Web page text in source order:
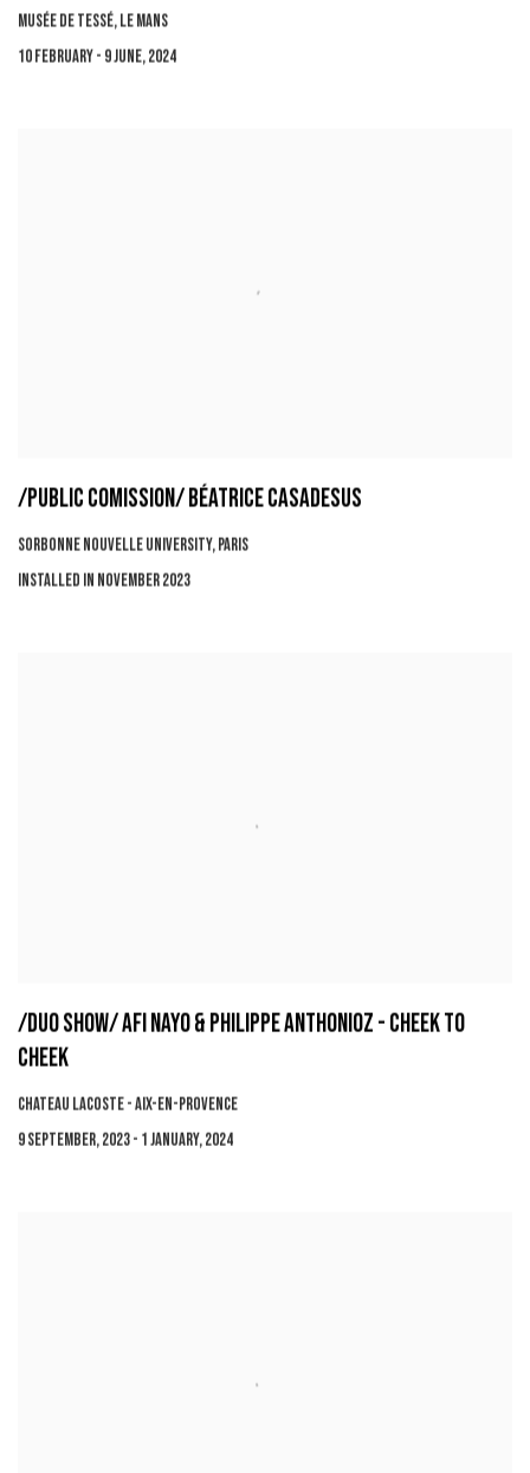
MUSÉE DE TESSÉ, LE MANS
10 FEBRUARY - 9 JUNE, 2024
/PUBLIC COMISSION/ BÉATRICE CASADESUS
SORBONNE NOUVELLE UNIVERSITY, PARIS
INSTALLED IN NOVEMBER 2023
/DUO SHOW/ AFI NAYO & PHILIPPE ANTHONIOZ - CHEEK TO
CHEEK
CHATEAU LACOSTE - AIX-EN-PROVENCE
9 SEPTEMBER, 2023 - 1 JANUARY, 2024